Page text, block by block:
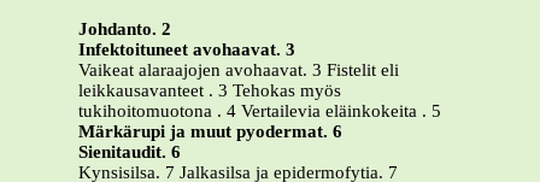
Johdanto. 2
Infektoituneet avohaavat. 3
Vaikeat alaraajojen avohaavat. 3 Fistelit eli
leikkausavanteet . 3 Tehokas myös
tukihoitomuotona . 4 Vertailevia eläinkokeita . 5
Märkärupi ja muut pyodermat. 6
Sienitaudit. 6
Kynsisilsa. 7 Jalkasilsa ja epidermofytia. 7